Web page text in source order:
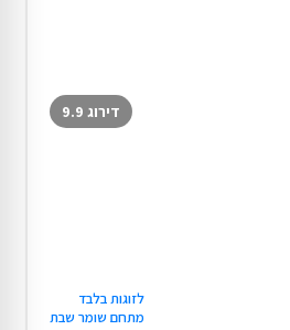
דירוג 9.9
לזוגות בלבד
מתחם שומר שבת